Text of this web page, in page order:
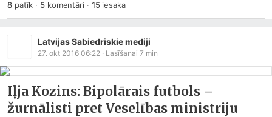
8patīk · 5komentāri · 15iesaka
Latvijas Sabiedriskie mediji
27. okt 2016 06:22 · Lasīšanai 7 min
Iļja Kozins: Bipolārais futbols –
žurnālisti pret Veselības ministriju